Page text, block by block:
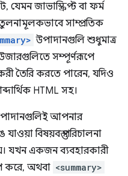
জাভাস্ক্রিপ্ট বা ফর্ম
সাম্প্রতিক
উপাদানগুলি শুধুমাত্র
সম্পূর্ণরূপে
তৈরি করতে পারেন, যদিও
HTML সহ।
আপনার
বিষয়বস্তু পরিচালনা
যখন একজন ব্যবহারকারী
করে, অথবা <summary>